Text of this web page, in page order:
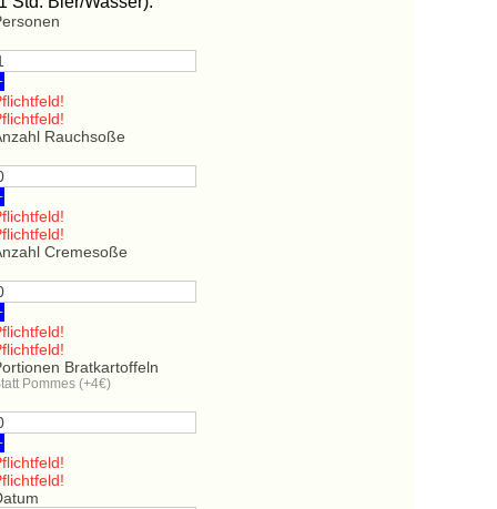
Rauchsoße
Cremesoße
Bratkartoffeln
Pommes (+4€)